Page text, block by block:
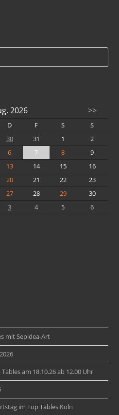
2026 >>
D F S
S
30 31 1
2
6 7 8
9
13 14 15
16
20 21 22
23
27 28 29
30
3 4 5 6
mit Sepidea-Art
am 18.10.26 ab 12.00 Uhr
im Top Tables Köln